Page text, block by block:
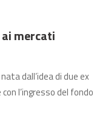
ai mercati
dall’idea di due ex
l’ingresso del fondo